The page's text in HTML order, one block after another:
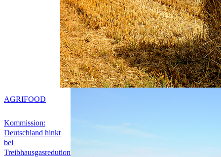
Kommission:
Deutschland hinkt
bei
Treibhausgasredution
AGRIFOOD